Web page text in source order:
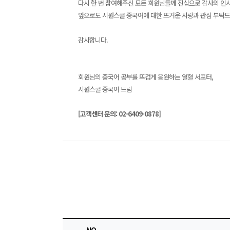
다시 한 번 참여해주신 모든 회원님들께 진심으로 감사의 인
앞으로도 시원스쿨 중국어에 대한 뜨거운 사랑과 관
감사합니다.
회원님의 중국어 공부를 뜨겁게 응원하는 열혈 서포터,
시원스쿨 중국어 드림
[고객센터 문의: 02-6409-0878]